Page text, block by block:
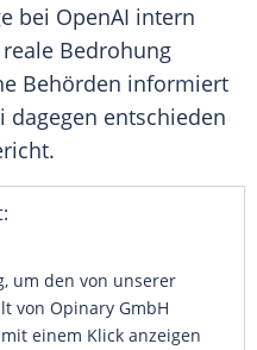
bei OpenAI intern
Bedrohung
Behörden informiert
dagegen entschieden
um den von unserer
von Opinary GmbH
einem Klick anzeigen